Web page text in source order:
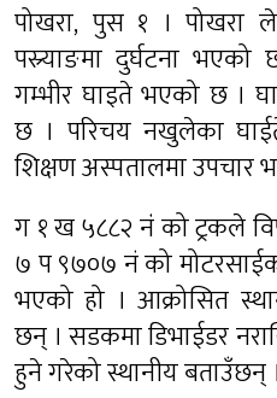
पोखरा, पुस १ । पोखरा
पस्र्याङमा दुर्घटना
गम्भीर घाइते भएको छ ।
छ । परिचय नखुलेका
शिक्षण अस्पतालमा उपचार
ग १ ख ५८८२ नंं को ट्रकले
७ प ९७०७ नं को
भएको हो । आक्रोसित
छन् । सडकमा डिभाईडर
हुने गरेको स्थानीय बताउँछन् ।